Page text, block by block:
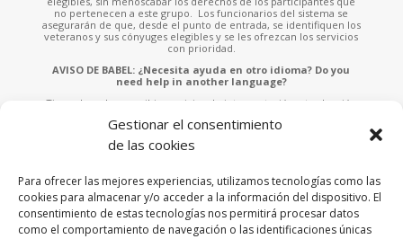
Gestionar el consentimiento
de las cookies
Para ofrecer las mejores experiencias, utilizamos tecnologías como las
cookies para almacenar y/o acceder a la información del dispositivo. El
consentimiento de estas tecnologías nos permitirá procesar datos
como el comportamiento de navegación o las identificaciones únicas
no pertenecen a este grupo. Los funcionarios del sistema se
asegurarán de que, desde el punto de entrada, se identifiquen los
veteranos y sus cónyuges elegibles y se les ofrezcan los servicios
con prioridad.
AVISO DE BABEL: ¿Necesita ayuda en otro idioma? Do you
need help in another language?
Tiene derecho a recibir servicios de interpretación y traducción
empleados o llame al 787-953-4700 x.902 e indíquenos el idioma
que habla para asistirle. You have the right to receive free
interpretation and translation services. Please ask any of our staff
Esta página fue financiada por una subvención otorgada por la
Administración de Empleo y Adiestramiento («ETA» por sus siglas
en inglés) del Departamento de Trabajo de los Estados Unidos. La